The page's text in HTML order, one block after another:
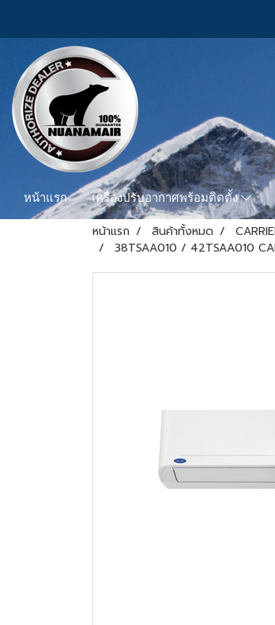
หน้าแรก เครื่องปรับอากาศพร้อมติดตั้ง
หน้าแรก สินค้าทั้งหมด
38TSAA010 / 42TSAA010